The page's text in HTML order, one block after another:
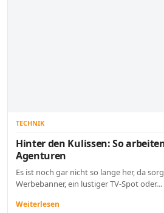
TECHNIK
Hinter den Kulissen: So
Agenturen
Es ist noch gar nicht so lange her, da
Werbebanner, ein lustiger TV-Spot oder…
Weiterlesen